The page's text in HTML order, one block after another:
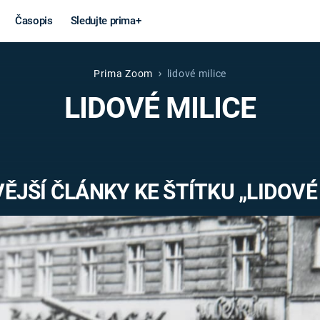
Časopis Sledujte prima+
Věda a
technika
MARS
VÁLEČNÉ
Záhady a
Prima Zoom lidové milice
LIDOVÉ MILICE
ČLÁNKY KE ŠTÍTKU